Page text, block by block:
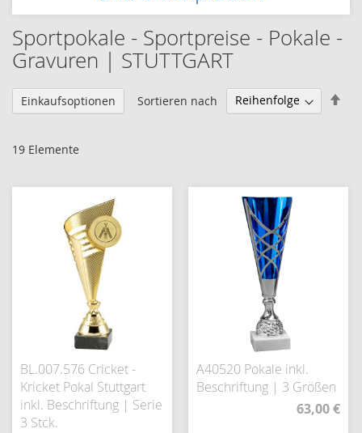
Sportpokale - Sportpreise - Pokale -
Gravuren | STUTTGART
Einkaufsoptionen
19 Elemente
Sortieren nach
BL.007.576 Cricket -
Kricket Pokal Stuttgart
inkl. Beschriftung | Serie
3 Stck.
A40520 Pokale inkl.
Beschriftung | 3 Größen
63,00 €